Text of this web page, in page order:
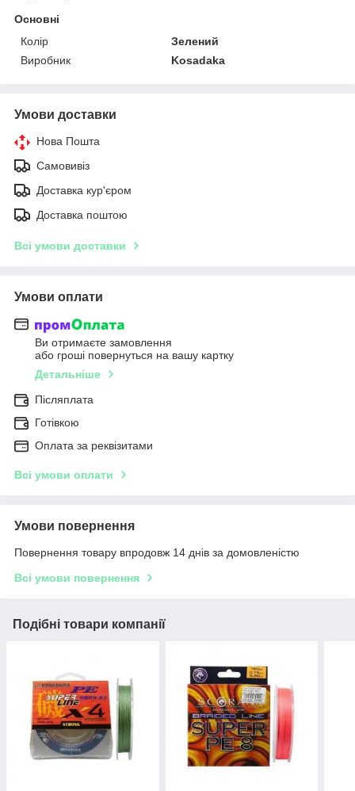
Основні
Колір
Зелений
Виробник
Kosadaka
Умови доставки
Нова Пошта
Самовивіз
Доставка кур'єром
Доставка поштою
Всі умови доставки
Умови оплати
Ви отримаєте замовлення
або гроші повернуться на вашу картку
Детальніше
Післяплата
Готівкою
Оплата за реквізитами
Всі умови оплати
Умови повернення
Повернення товару впродовж 14 днів за домовленістю
Всі умови повернення
Подібні товари компанії